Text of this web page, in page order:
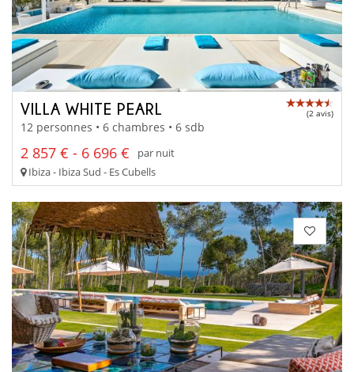
VILLA WHITE PEARL (2 avis)
12 personnes • 6 chambres • 6 sdb
2 857 € - 6 696 €
par nuit
Ibiza - Ibiza Sud - Es Cubells